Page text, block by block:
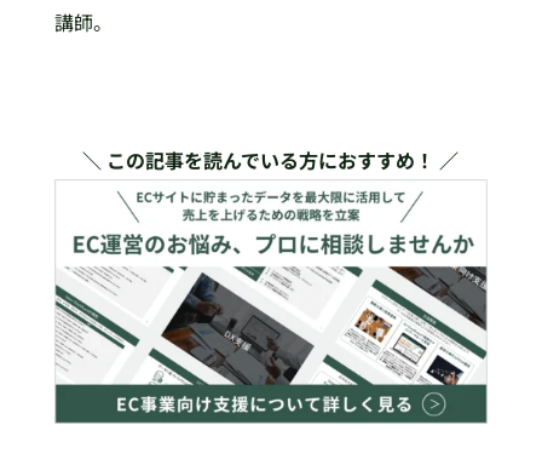
講師。
＼ この記事を読んでいる方におすすめ！ ／